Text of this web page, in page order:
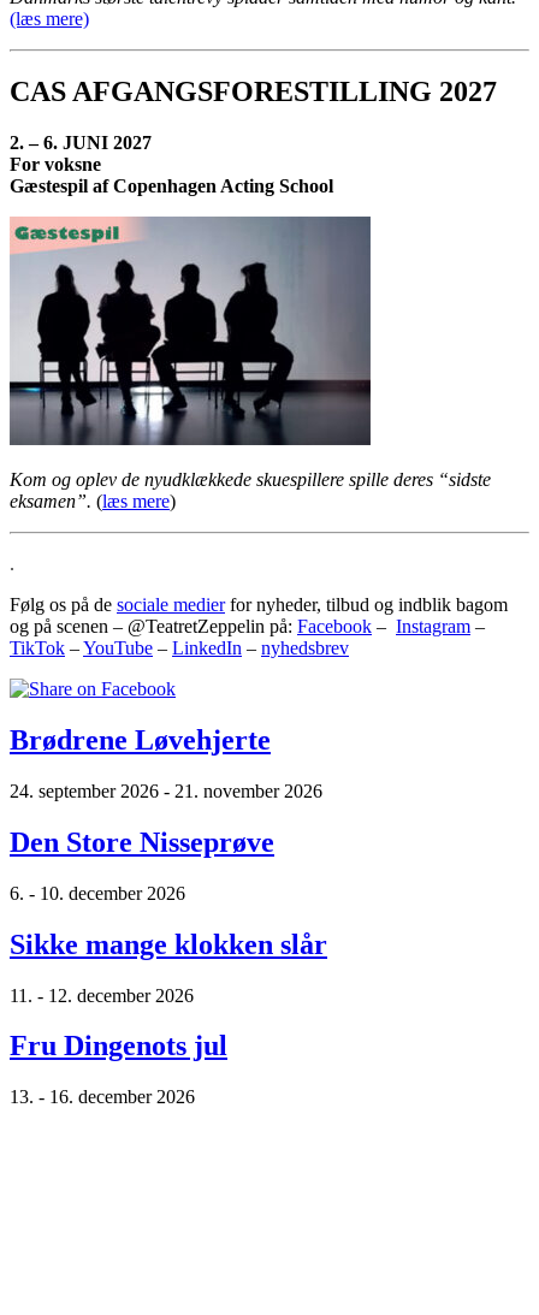
(læs mere)
CAS AFGANGSFORESTILLING 2027
2. – 6. JUNI 2027
For voksne
Gæstespil af Copenhagen Acting School
Kom og oplev de nyudklækkede skuespillere spille deres “sidste
eksamen”. (læs mere)
.
Følg os på de sociale medierfor nyheder, tilbud og indblik bagom
og på scenen – @TeatretZeppelin på: Facebook – Instagram –
TikTok –YouTube – LinkedIn – nyhedsbrev
Brødrene Løvehjerte
24. september 2026 - 21. november 2026
Den Store Nisseprøve
6. - 10. december 2026
Sikke mange klokken slår
11. - 12. december 2026
Fru Dingenots jul
13. - 16. december 2026